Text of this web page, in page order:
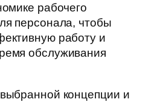
рабочего
персонала, чтобы
работу и
обслуживания
концепции и